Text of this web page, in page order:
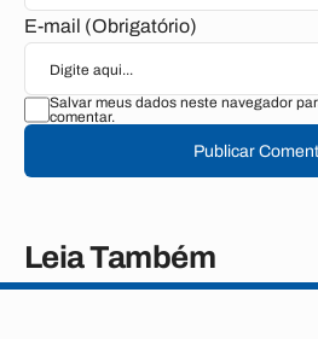
E-mail (Obrigatório)
Salvar meus dados neste navegador
comentar.
Publicar
Leia Também